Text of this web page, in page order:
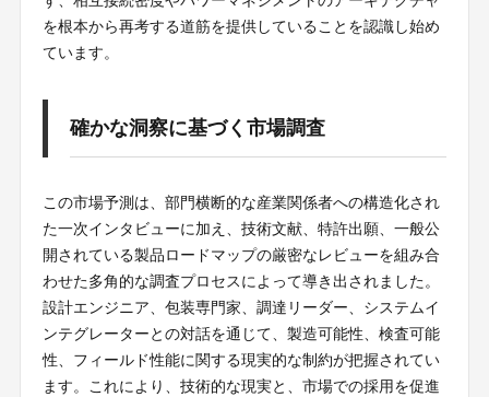
を根本から再考する道筋を提供していることを認識し始め
ています。
確かな洞察に基づく市場調査
この市場予測は、部門横断的な産業関係者への構造化され
た一次インタビューに加え、技術文献、特許出願、一般公
開されている製品ロードマップの厳密なレビューを組み合
わせた多角的な調査プロセスによって導き出されました。
設計エンジニア、包装専門家、調達リーダー、システムイ
ンテグレーターとの対話を通じて、製造可能性、検査可能
性、フィールド性能に関する現実的な制約が把握されてい
ます。これにより、技術的な現実と、市場での採用を促進